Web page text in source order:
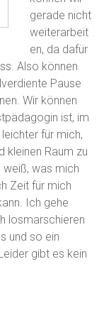
gerade nicht
weiterarbeit
en, da dafür
Also können
Pause
Wir können
ist, im
für mich,
kleinen Raum zu
weiß, was mich
Zeit für mich
Ich gehe
losmarschieren
und so ein
gibt es kein